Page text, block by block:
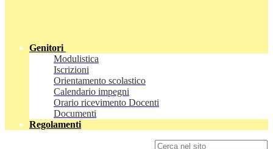
Genitori
Modulistica
Iscrizioni
Orientamento scolastico
Calendario impegni
Orario ricevimento Docenti
Documenti
Regolamenti